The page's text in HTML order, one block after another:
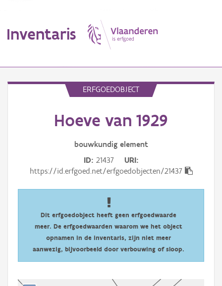
Inventaris
Persoon of collectief
Downloads
ERFGOEDOBJECT
Hoeve van 1929
bouwkundig element
ID 21437
URI
https://id.erfgoed.net/erfgoedobjecten/21437
Dit erfgoedobject heeft geen erfgoedwaarde
meer. De erfgoedwaarden waarom we het object
opnamen in de inventaris, zijn niet meer
aanwezig, bijvoorbeeld door verbouwing of sloop.